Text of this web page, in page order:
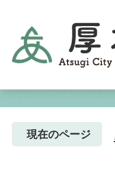
現在のページ